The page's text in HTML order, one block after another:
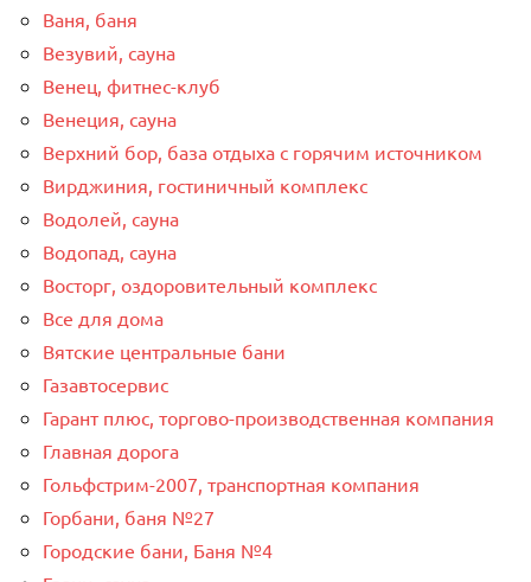
Ваня, баня
Везувий, сауна
Венец, фитнес-клуб
Венеция, сауна
Верхний бор, база отдыха с горячим источником
Вирджиния, гостиничный комплекс
Водолей, сауна
Водопад, сауна
Восторг, оздоровительный комплекс
Все для дома
Вятские центральные бани
Газавтосервис
Гарант плюс, торгово-производственная компания
Главная дорога
Гольфстрим-2007, транспортная компания
Горбани, баня №27
Городские бани, Баня №4